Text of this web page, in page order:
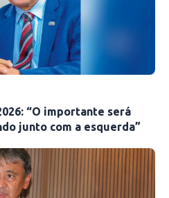
“O importante será
junto com a esquerda”